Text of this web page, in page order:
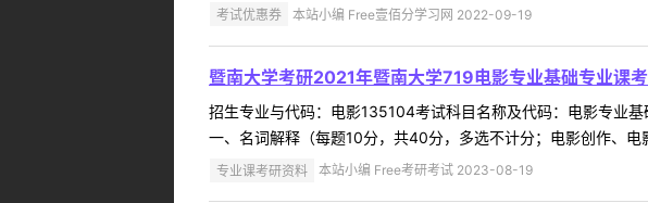
考试优惠券 本站小编 Free壹佰分学习网 2022-09-19
暨南大学考研2021年暨南大学719电影专业基础专业课
招生专业与代码：电影135104考试科目名称及代码：电影专业
一、名词解释（每题10分，共40分，多选不计分；电影创作、
专业课考研资料 本站小编 Free考研考试 2023-08-19